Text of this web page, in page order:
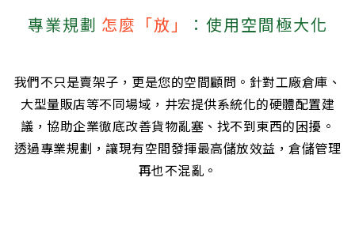
專業規劃 怎麼「放」 ：使用空間極大化
我們不只是賣架子，更是您的空間顧問。針對工廠倉庫、
大型量販店等不同場域，井宏提供系統化的硬體配置建
議，協助企業徹底改善貨物亂塞、找不到東西的困擾。
透過專業規劃，讓現有空間發揮最高儲放效益，倉儲管理
再也不混亂。